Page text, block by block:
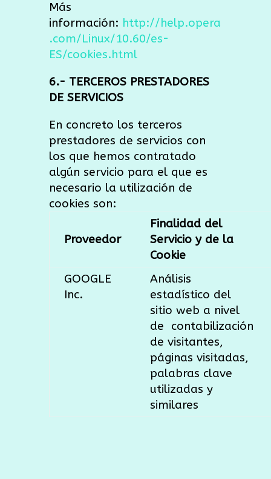
Más
información: http://help.opera
.com/Linux/10.60/es-
ES/cookies.html
6.- TERCEROS PRESTADORES
DE SERVICIOS
En concreto los terceros
prestadores de servicios con
los que hemos contratado
algún servicio para el que es
necesario la utilización de
cookies son:
Proveedor
Finalidad del
Servicio y de la
Cookie
GOOGLE
Inc.
Análisis
estadístico del
sitio web a nivel
de
contabilización
de visitantes,
páginas visitadas,
palabras clave
utilizadas y
similares